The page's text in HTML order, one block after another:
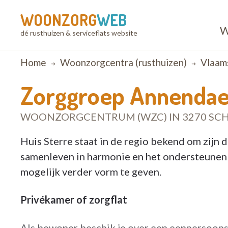
WOONZORGWEB
dé rusthuizen & serviceflats website
Breadcrumb
Home Woonzorgcentra (rusthuizen)
Zorggroep
WOONZORGCENTRUM (WZC) IN 3270
Huis Sterre staat in de regio bekend om zijn
samenleven in harmonie en het
mogelijk verder vorm te geven.
Privékamer of zorgflat